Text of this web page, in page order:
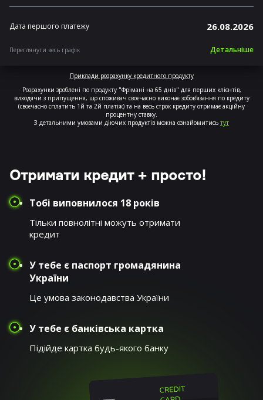
Дата першого платежу 26.08.2026
Переглянути весь графік Детальніше
Приклади розрахунку кредитного продукту
Розрахунки зроблені по продукту "Фрімані на 65 днів" для перших клієнтів,
виходячи з припущення, що споживач своєчасно виконає зобов’язання по кредиту
(своєчасно сплатить 1й та 2й платіж) та на весь строк кредиту отримає акційну
процентну ставку.
З детальними умовами діючих продуктів можна ознайомитись тут
Отримати кредит + просто!
Тобі виповнилося 18 років
Тільки повнолітні можуть отримати
кредит
У тебе є паспорт громадянина
України
Це умова законодавства України
У тебе є банківська картка
Підійде картка будь-якого банку